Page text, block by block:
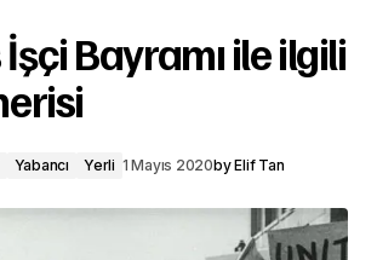
İşçi Bayramı ile ilgili
Yabancı Yerli 1 Mayıs 2020byElif Tan